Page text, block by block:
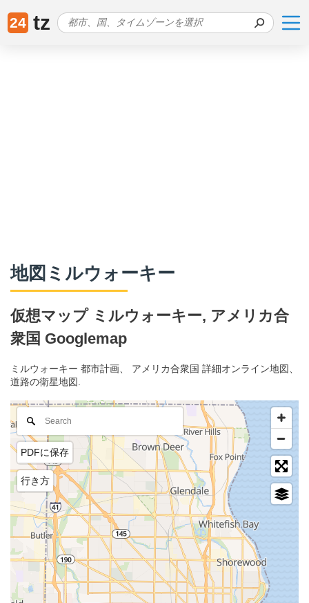
24 tz
地図ミルウォーキー
仮想マップ ミルウォーキー, アメリカ合
衆国 Googlemap
ミルウォーキー 都市計画、 アメリカ合衆国 詳細オンライン地図、
道路の衛星地図.
PDFに保存
行き方